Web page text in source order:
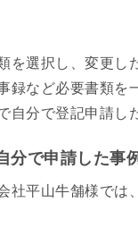
を選択し、変更し
録など必要書類を
自分で登記申請し
分で申請した事
社平山牛舗様では